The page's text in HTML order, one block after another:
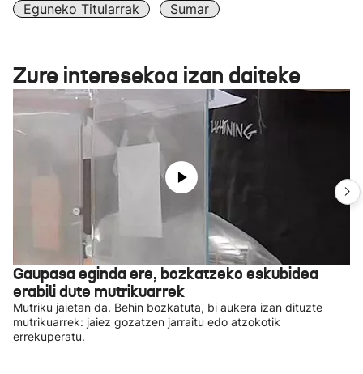
Eguneko Titularrak
Sumar
Zure interesekoa izan daiteke
Gaupasa eginda ere, bozkatzeko eskubidea
erabili dute mutrikuarrek
Mutriku jaietan da. Behin bozkatuta, bi aukera izan dituzte
mutrikuarrek: jaiez gozatzen jarraitu edo atzokotik
errekuperatu.